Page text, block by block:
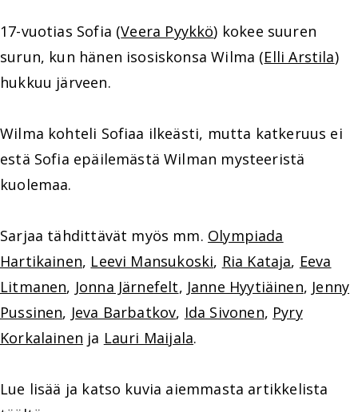
17-vuotias Sofia (Veera Pyykkö) kokee suuren
surun, kun hänen isosiskonsa Wilma (Elli Arstila)
hukkuu järveen.
Wilma kohteli Sofiaa ilkeästi, mutta katkeruus ei
estä Sofia epäilemästä Wilman mysteeristä
kuolemaa.
Sarjaa tähdittävät myös mm. Olympiada
Hartikainen, Leevi Mansukoski, Ria Kataja, Eeva
Litmanen, Jonna Järnefelt, Janne Hyytiäinen, Jenny
Pussinen, Jeva Barbatkov, Ida Sivonen, Pyry
Korkalainen ja Lauri Maijala.
Lue lisää ja katso kuvia aiemmasta artikkelista